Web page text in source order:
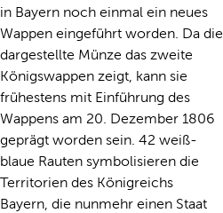
in Bayern noch einmal ein neues
Wappen eingeführt worden. Da die
dargestellte Münze das zweite
Königswappen zeigt, kann sie
frühestens mit Einführung des
Wappens am 20. Dezember 1806
geprägt worden sein. 42 weiß-
blaue Rauten symbolisieren die
Territorien des Königreichs
Bayern, die nunmehr einen Staat